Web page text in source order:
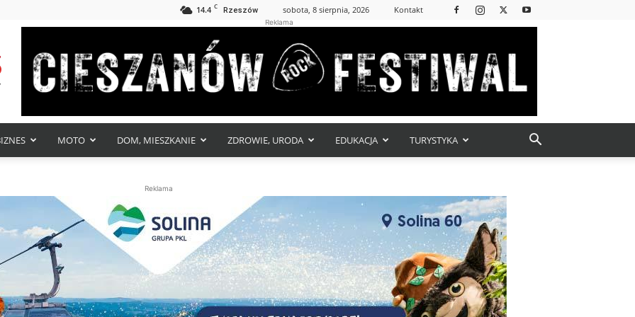
14.4 C Rzeszów sobota, 8 sierpnia, 2026 Kontakt
Reklama
MOTO DOM, MIESZKANIE ZDROWIE, URODA EDUKACJA TURYSTYKA
Reklama